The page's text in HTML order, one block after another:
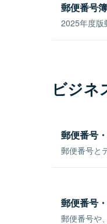
郵便番号
2025年度版
ビジネ
郵便番号
郵便番号と
郵便番号
郵便番号や